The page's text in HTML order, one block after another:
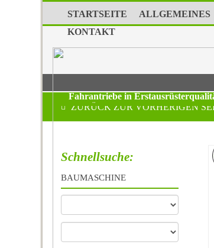
STARTSEITE ALLGEMEINES
KONTAKT
Fahrantriebe in
ZURÜCK ZUR VORHERIGEN
Schnellsuche:
BAUMASCHINE